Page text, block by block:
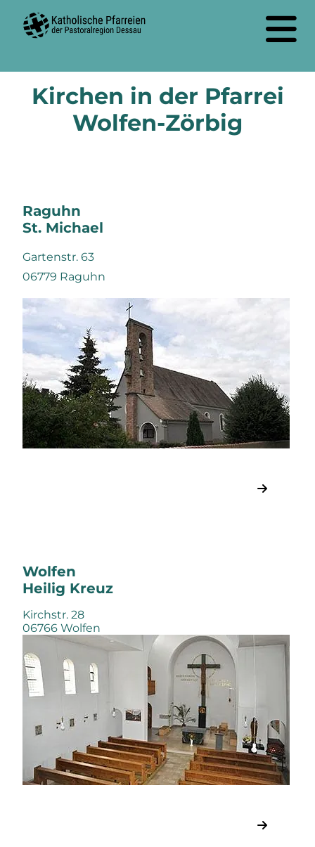
Kirchen in der Pfarrei
Wolfen-Zörbig
Raguhn
St. Michael
Gartenstr. 63
06779 Raguhn
Wolfen
Heilig Kreuz
Kirchstr. 28
06766 Wolfen